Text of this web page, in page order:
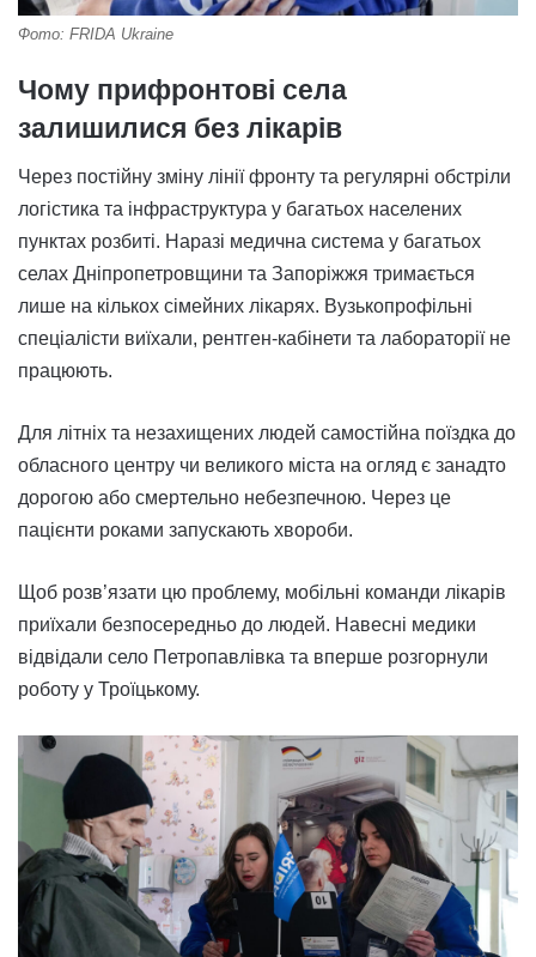
Фото: FRIDA Ukraine
Чому прифронтові села
залишилися без лікарів
Через постійну зміну лінії фронту та регулярні обстріли
логістика та інфраструктура у багатьох населених
пунктах розбиті. Наразі медична система у багатьох
селах Дніпропетровщини та Запоріжжя тримається
лише на кількох сімейних лікарях. Вузькопрофільні
спеціалісти виїхали, рентген-кабінети та лабораторії не
працюють.
Для літніх та незахищених людей самостійна поїздка до
обласного центру чи великого міста на огляд є занадто
дорогою або смертельно небезпечною. Через це
пацієнти роками запускають хвороби.
Щоб розв’язати цю проблему, мобільні команди лікарів
приїхали безпосередньо до людей. Навесні медики
відвідали село Петропавлівка та вперше розгорнули
роботу у Троїцькому.